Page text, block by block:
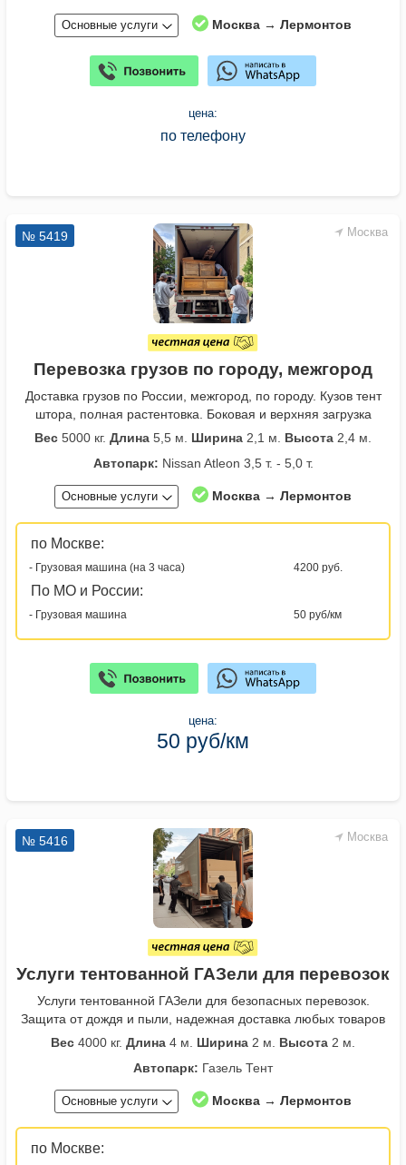
Основные услуги Москва → Лермонтов
цена:
по телефону
Москва
№ 5419
Перевозка грузов по городу, межгород
Доставка грузов по России, межгород, по городу. Кузов тент
штора, полная растентовка. Боковая и верхняя загрузка
Вес 5000 кг. Длина 5,5 м. Ширина 2,1 м. Высота 2,4 м.
Автопарк: Nissan Atleon 3,5 т. - 5,0 т.
Основные услуги Москва → Лермонтов
по Москве:
- Грузовая машина (на 3 часа) 4200 руб.
По МО и России:
- Грузовая машина 50 руб/км
цена:
50 руб/км
Москва
№ 5416
Услуги тентованной ГАЗели для перевозок
Услуги тентованной ГАЗели для безопасных перевозок.
Защита от дождя и пыли, надежная доставка любых товаров
Вес 4000 кг. Длина 4 м. Ширина 2 м. Высота 2 м.
Автопарк: Газель Тент
Основные услуги Москва → Лермонтов
по Москве: